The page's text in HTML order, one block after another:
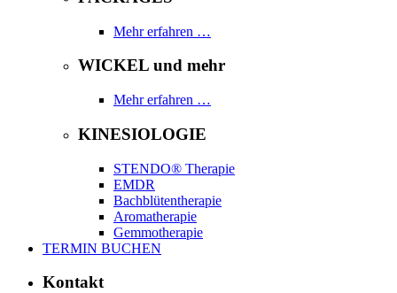
Mehr erfahren …
WICKEL und mehr
Mehr erfahren …
KINESIOLOGIE
STENDO® Therapie
EMDR
Bachblütentherapie
Aromatherapie
Gemmotherapie
TERMIN BUCHEN
Kontakt